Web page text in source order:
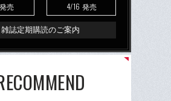
発売 4/16 発売
雑誌定期購読のご案内